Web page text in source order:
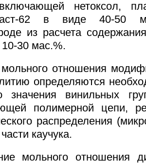
нетоксол,
62 в виде 40-50
из расчета
30 мас.%.
отношения
определяются
значения винильных
полимерной цепи,
распределения
каучука.
мольного отношения